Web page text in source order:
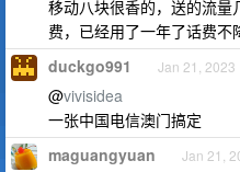
移动八块很香的，送的流
费，已经用了一年了话费不
duckgo991 Jan 21, 2023
@vivisidea
一张中国电信澳门搞定
maguangyuan Jan 21,